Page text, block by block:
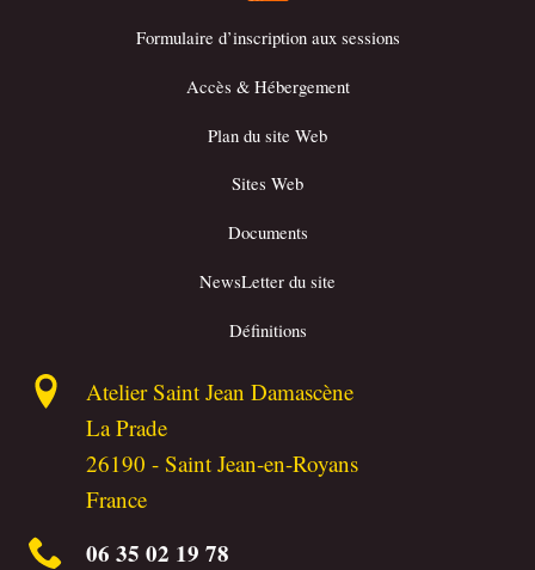
Formulaire d’inscription aux sessions
Accès & Hébergement
Plan du site Web
Sites Web
Documents
NewsLetter du site
Définitions
Atelier Saint Jean Damascène
La Prade
26190 -Saint Jean-en-Royans
France
06 35 02 19 78